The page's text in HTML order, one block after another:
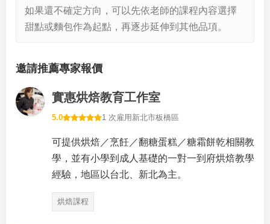
如果還不確定方向，可以先依老師的課程內容選擇
甜點或麵包作為起點，再逐步延伸到其他品項。
邀請推薦專家報價
實惠烘焙教育工作室
5.0 1 次雇用 新北市板橋區
可提供烘焙／烹飪／翻糖蛋糕／糖霜餅乾相關教
學，並有小學到成人基礎的一對一到府烘焙教學
經驗，地區以台北、新北為主。
烘焙課程